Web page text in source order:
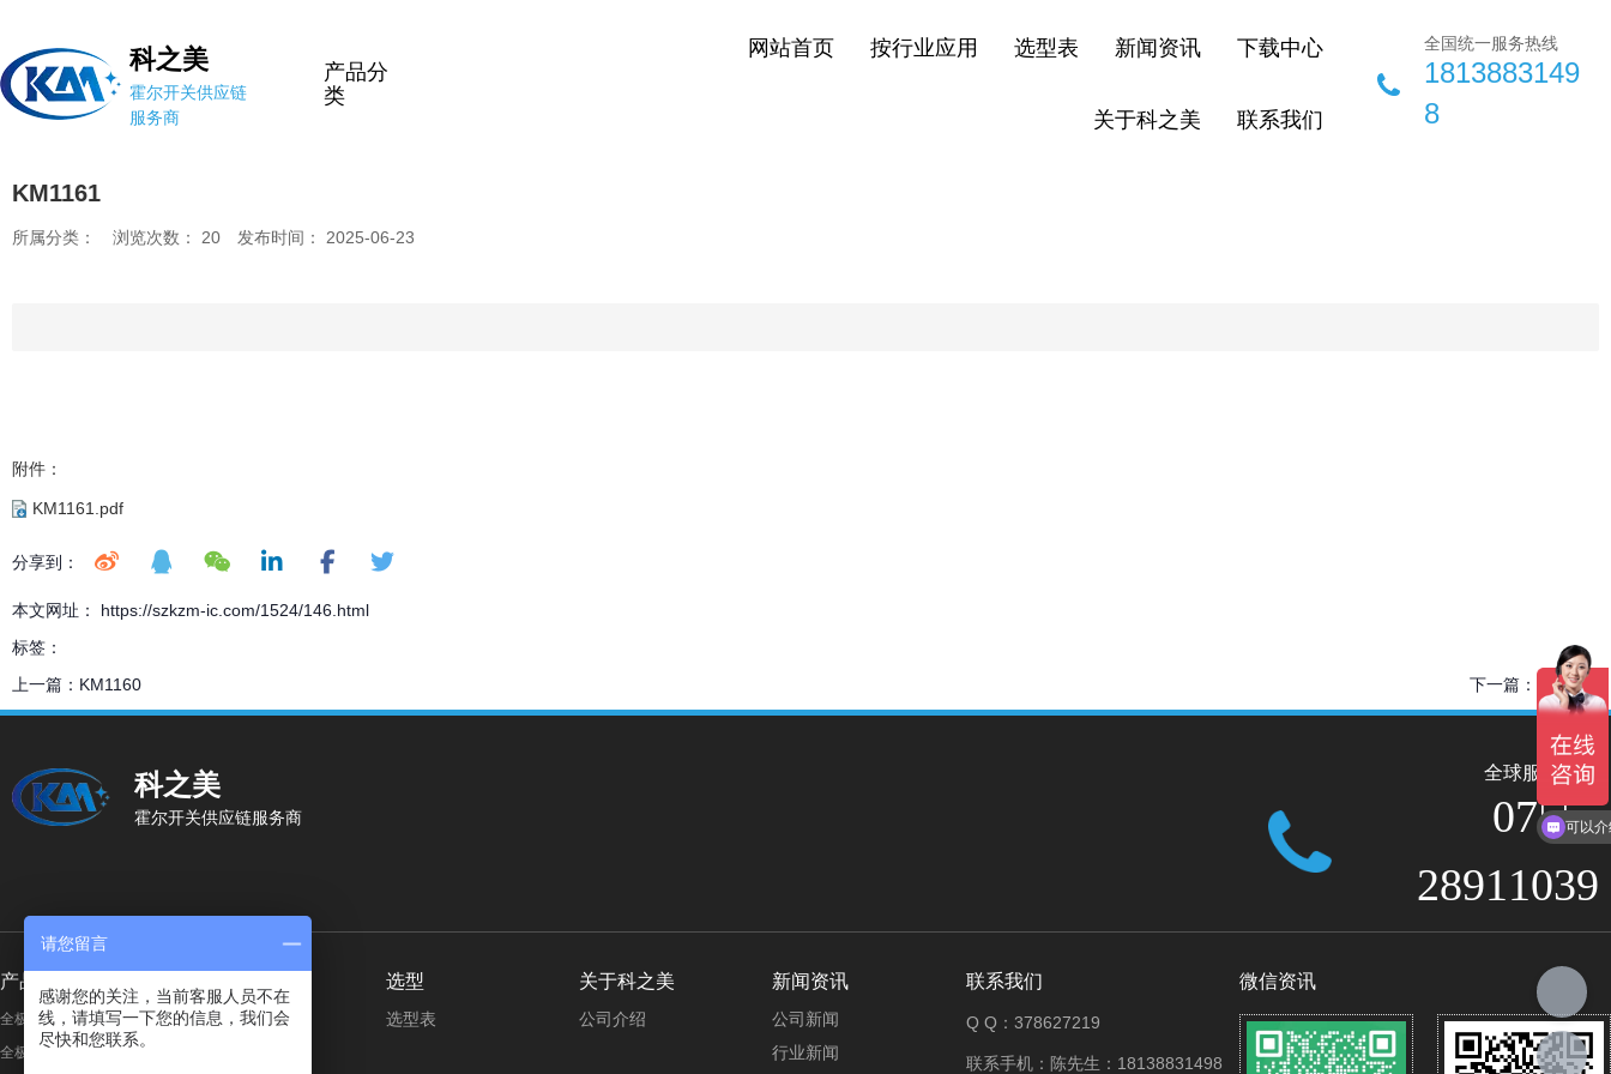
科之美
霍尔开关供应链
服务商
产品分
类
网站首页 按行业应用 选型表 新闻资讯 下载中心
关于科之美 联系我们
全国统一服务热线
1813883149
8
KM1161
所属分类： 浏览次数： 20 发布时间： 2025-06-23
附件：
KM1161.pdf
分享到：
本文网址： https://szkzm-ic.com/1524/146.html
标签：
上一篇： KM1160 下一篇： KM1128
科之美
霍尔开关供应链服务商
全球服务热线
0755-
28911039
产品分类
全极微功耗霍尔开关
全极高电压霍尔开关
美容个护
选型
选型表
关于科之美
公司介绍
新闻资讯
公司新闻
行业新闻
联系我们
Q Q：378627219
联系手机：陈先生：18138831498
微信资讯
可以
请您留言
感谢您的关注，当前客服人员不在
线，请填写一下您的信息，我们会
尽快和您联系。